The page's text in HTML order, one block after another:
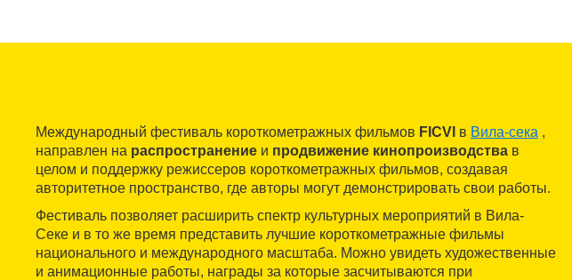
Международный фестиваль короткометражных фильмов FICVI в Вила-сека ,
направлен на распространение и продвижение кинопроизводства в
целом и поддержку режиссеров короткометражных фильмов, создавая
авторитетное пространство, где авторы могут демонстрировать свои работы.
Фестиваль позволяет расширить спектр культурных мероприятий в Вила-
Секе и в то же время представить лучшие короткометражные фильмы
национального и международного масштаба. Можно увидеть художественные
и анимационные работы, награды за которые засчитываются при